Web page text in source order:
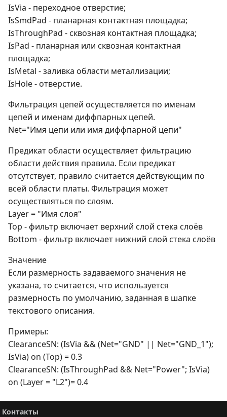
IsVia - переходное отверстие;
IsSmdPad - планарная контактная площадка;
IsThroughPad - сквозная контактная площадка;
IsPad - планарная или сквозная контактная
площадка;
IsMetal - заливка области металлизации;
IsHole - отверстие.
Фильтрация цепей осуществляется по именам
цепей и именам диффпарных цепей.
Net="Имя цепи или имя диффпарной цепи"
Предикат области осуществляет фильтрацию
области действия правила. Если предикат
отсутствует, правило считается действующим по
всей области платы. Фильтрация может
осуществляться по слоям.
Layer = "Имя слоя"
Top - фильтр включает верхний слой стека слоёв
Bottom - фильтр включает нижний слой стека слоёв
Значение
Если размерность задаваемого значения не
указана, то считается, что используется
размерность по умолчанию, заданная в шапке
текстового описания.
Примеры:
ClearanceSN: (IsVia && (Net="GND" || Net="GND_1");
IsVia) on (Top) = 0.3
ClearanceSN: (IsThroughPad && Net="Power"; IsVia)
on (Layer = "L2")= 0.4
Контакты